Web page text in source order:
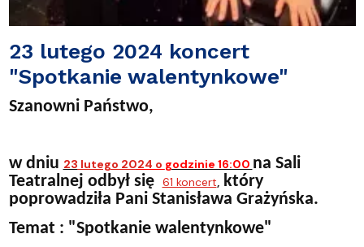
23 lutego 2024 koncert
"Spotkanie walentynkowe"
Szanowni Państwo,
w dniu 23 lutego 2024 o godzinie 16:00 na Sali
Teatralnej odbył się 61 koncertktóry
poprowadziła Pani Stanisława Grażyńska.
Temat : "Spotkanie walentynkowe"